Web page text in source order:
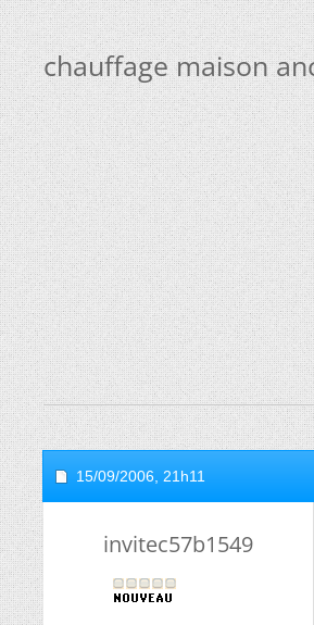
chauffage maison
15/09/2006, 21h11
invitec57b1549